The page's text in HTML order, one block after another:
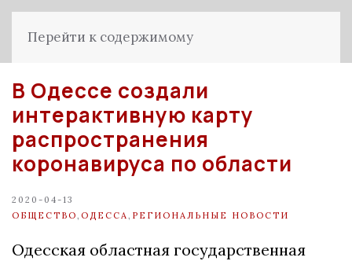
Перейти к содержимому
В Одессе создали
интерактивную карту
распространения
коронавируса по области
2020-04-13
ОБЩЕСТВО ОДЕССА РЕГИОНАЛЬНЫЕ НОВОСТИ
Одесская областная государственная